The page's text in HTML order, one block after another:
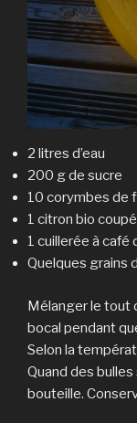
2 litres d’eau
200 g de sucre
10 corymbes de
1 citron bio
1 cuillerée à café
Quelques grains
Mélanger le tout
bocal pendant
Selon la
Quand des
bouteille.